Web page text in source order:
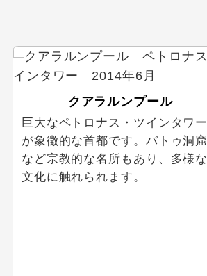
クアラルンプール
巨大なペトロナス・ツインタワー
が象徴的な首都です。バトゥ洞窟
など宗教的な名所もあり、多様な
文化に触れられます。